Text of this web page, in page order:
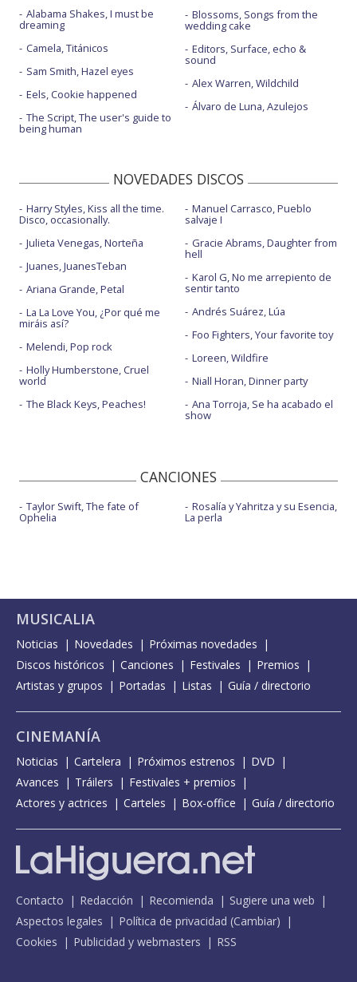
Alabama Shakes, I must be
dreaming
Camela, Titánicos
Sam Smith, Hazel eyes
Eels, Cookie happened
The Script, The user's guide to
being human
Blossoms, Songs from the
wedding cake
Editors, Surface, echo &
sound
Alex Warren, Wildchild
Álvaro de Luna, Azulejos
NOVEDADES DISCOS
Harry Styles, Kiss all the time.
Disco, occasionally.
Julieta Venegas, Norteña
Juanes, JuanesTeban
Ariana Grande, Petal
La La Love You, ¿Por qué me
miráis así?
Melendi, Pop rock
Holly Humberstone, Cruel
world
The Black Keys, Peaches!
Manuel Carrasco, Pueblo
salvaje I
Gracie Abrams, Daughter from
hell
Karol G, No me arrepiento de
sentir tanto
Andrés Suárez, Lúa
Foo Fighters, Your favorite toy
Loreen, Wildfire
Niall Horan, Dinner party
Ana Torroja, Se ha acabado el
show
CANCIONES
Taylor Swift, The fate of
Ophelia
Rosalía y Yahritza y su Esencia,
La perla
MUSICALIA
Noticias Novedades
Próximas novedades
Discos históricos
Canciones Festivales
Premios
Artistas y grupos
Portadas Listas Guía / directorio
CINEMANÍA
Noticias Cartelera Próximos estrenos
DVD
Avances
Tráilers
Festivales + premios
Actores y actrices
Carteles Box-office Guía / directorio
Contacto Redacción Recomienda
Sugiere una web
Aspectos legales
Política de privacidad (Cambiar)
Cookies
Publicidad y webmasters RSS